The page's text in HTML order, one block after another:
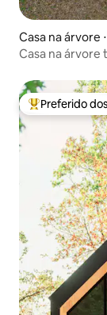
Casa na árvore
Casa na árvore
Entre os
Preferido